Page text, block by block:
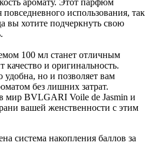
аромату. Этот парфюм
использования, так
вы хотите подчеркнуть свою
100 мл станет отличным
качество и оригинальность.
удобна, но и позволяет вам
без лишних затрат.
в мир BVLGARI Voile de Jasmin и
вашей женственности с этим
система накопления баллов за